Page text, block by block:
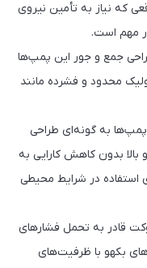
که نیاز به تأمین نیروی
مهم است.
جمع و جور این پمپ‌ها
محدود و فشرده مانند
به گونه‌ای طراحی
بالا بدون کاهش کارایی به
استفاده در شرایط محیطی
قادر به تحمل فشارهای
بکهو با ظرفیت‌های